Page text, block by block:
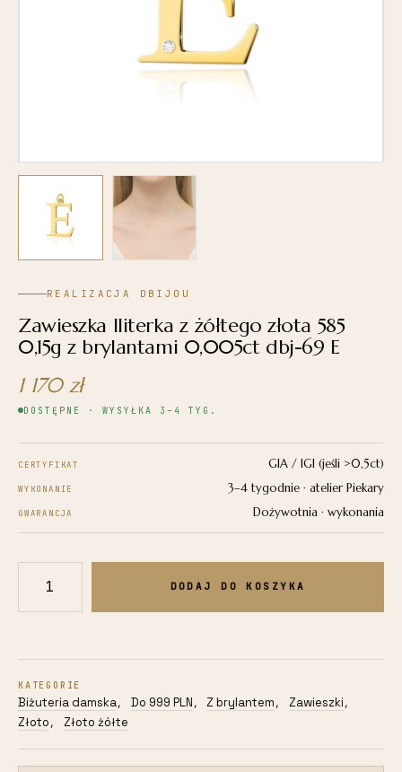
REALIZACJA DBIJOU
Zawieszka lliterka z żółtego złota 585
0,15g z brylantami 0,005ct dbj-69 E
1 170 zł
DOSTĘPNE · WYSYŁKA 3–4 TYG.
CERTYFIKAT GIA / IGI (jeśli >0,5ct)
WYKONANIE 3–4 tygodnie · atelier Piekary
GWARANCJA Dożywotnia · wykonania
Zawieszka
z
żółtego
złota
585
DODAJ DO KOSZYKA
KATEGORIE
Biżuteria damska, Do 999 PLN , Z brylantem , Zawieszki ,
Złoto , Złoto żółte